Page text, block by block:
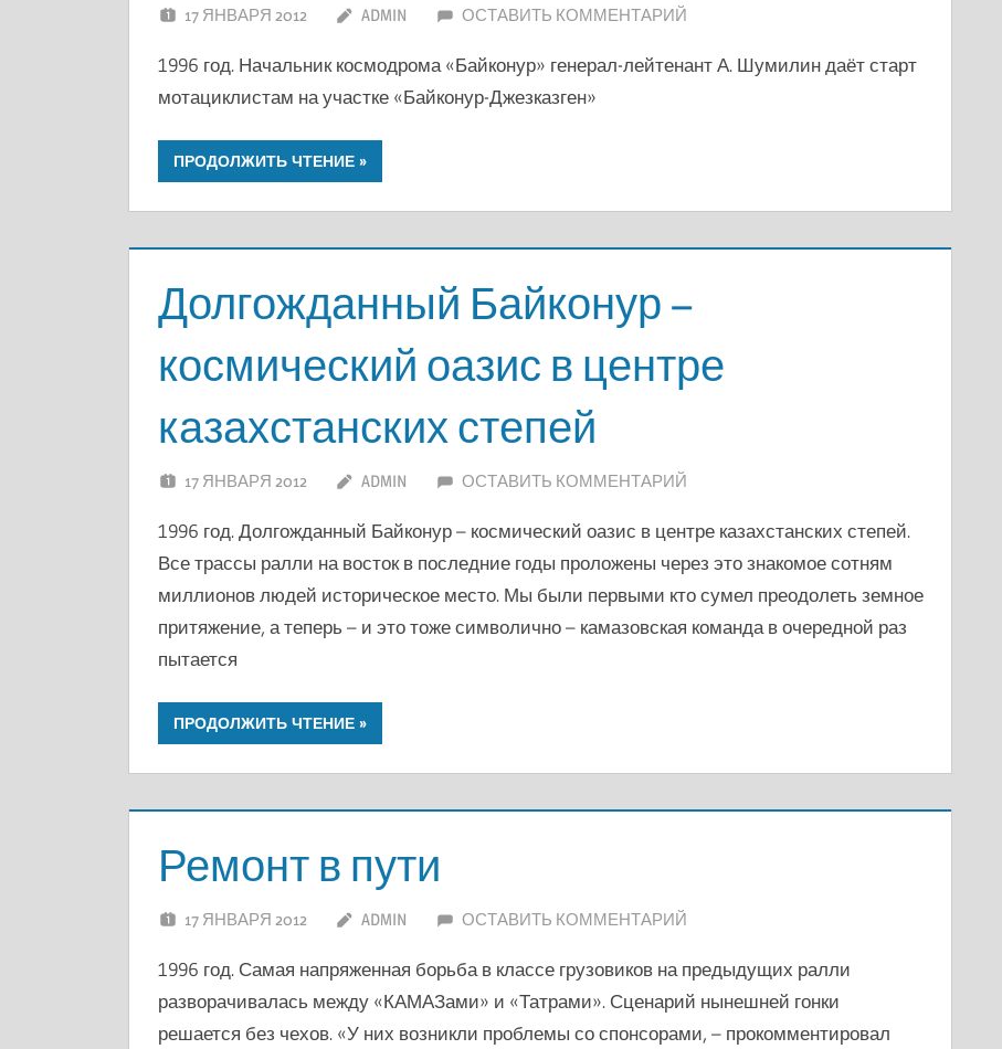
17 ЯНВАРЯ 2012 ADMIN ОСТАВИТЬ КОММЕНТАРИЙ
1996 год. Начальник космодрома «Байконур» генерал-лейтенант А. Шумилин даёт старт
мотациклистам на участке «Байконур-Джезказген»
ПРОДОЛЖИТЬ ЧТЕНИЕ
Долгожданный Байконур –
космический оазис в центре
казахстанских степей
17 ЯНВАРЯ 2012 ADMIN ОСТАВИТЬ КОММЕНТАРИЙ
1996 год. Долгожданный Байконур – космический оазис в центре казахстанских степей.
Все трассы ралли на восток в последние годы проложены через это знакомое сотням
миллионов людей историческое место. Мы были первыми кто сумел преодолеть земное
притяжение, а теперь – и это тоже символично – камазовская команда в очередной раз
пытается
ПРОДОЛЖИТЬ ЧТЕНИЕ
Ремонт в пути
17 ЯНВАРЯ 2012 ADMIN ОСТАВИТЬ КОММЕНТАРИЙ
1996 год. Самая напряженная борьба в классе грузовиков на предыдущих ралли
разворачивалась между «КАМАЗами» и «Татрами». Сценарий нынешней гонки
решается без чехов. «У них возникли проблемы со спонсорами, – прокомментировал